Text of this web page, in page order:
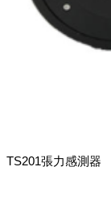
TS201張力感測器